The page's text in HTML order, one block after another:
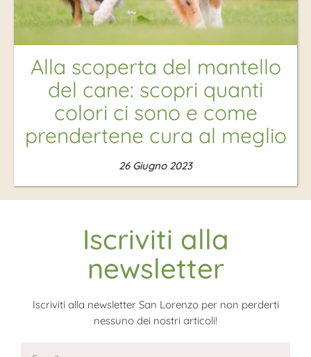
Alla scoperta del mantello
del cane: scopri quanti
colori ci sono e come
prendertene cura al meglio
26 Giugno 2023
Iscriviti alla
newsletter
Iscriviti alla newsletter San Lorenzo per non perderti
nessuno dei nostri articoli!